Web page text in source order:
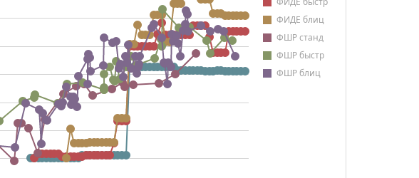
ФИДЕ блиц
ФШР станд
ФШР быстр
ФШР блиц